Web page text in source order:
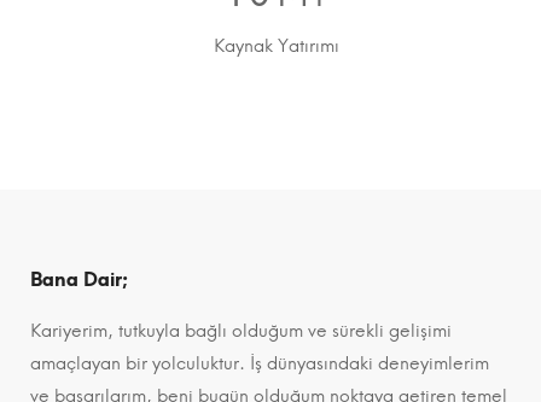
Kaynak Yatırımı
Bana Dair;
Kariyerim, tutkuyla bağlı olduğum ve sürekli gelişimi
amaçlayan bir yolculuktur. İş dünyasındaki deneyimlerim
ve başarılarım, beni bugün olduğum noktaya getiren temel